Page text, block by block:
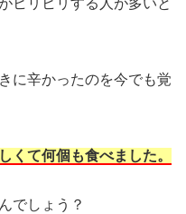
に辛かったのを今でも覚
くて何個も食べました。
でしょう？